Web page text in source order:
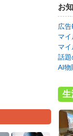
お
広告
マイ
マイ
話題
AI物
生